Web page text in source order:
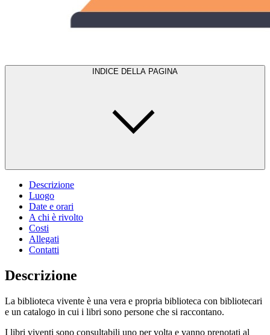
INDICE DELLA PAGINA
Descrizione
Luogo
Date e orari
A chi è rivolto
Costi
Allegati
Contatti
Descrizione
La biblioteca vivente è una vera e propria biblioteca con bibliotecari
e un catalogo in cui i libri sono persone che si raccontano.
I libri viventi sono consultabili uno per volta e vanno prenotati al